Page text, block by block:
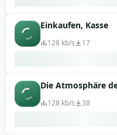
Einkaufen, Kasse
128 kb/s 17
Die Atmosphäre
128 kb/s 38